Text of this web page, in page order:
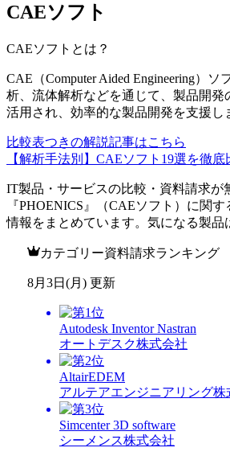
CAEソフト
CAEソフト とは？
CAE（Computer Aided Engineering）
析、流体解析などを通じて、製品開
活用され、効率的な製品開発を支援し
比較表つきの解説記事はこちら
【解析手法別】CAEソフト19選を徹
IT製品・サービスの比較・資料請求が
『PHOENICS 』（CAEソフト ）に関す
情報をまとめています。気になる製品
カテゴリー資料請求ランキング
8月3日(月) 更新
Autodesk Inventor Nastran
オートデスク株式会社
AltairEDEM
アルテアエンジニアリング株
Simcenter 3D software
シーメンス株式会社